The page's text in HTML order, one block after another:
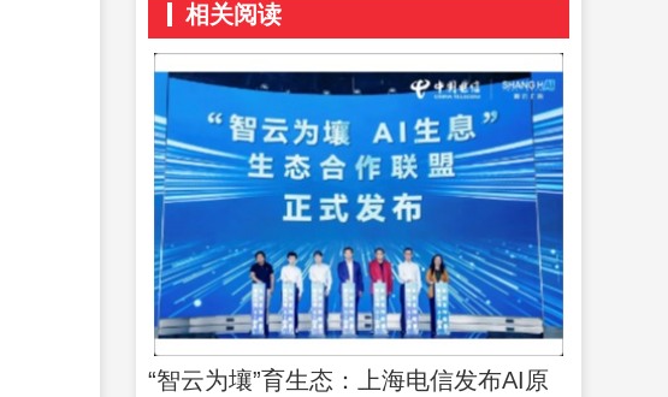
相关阅读
“智云为壤”育生态：上海电信发布AI原